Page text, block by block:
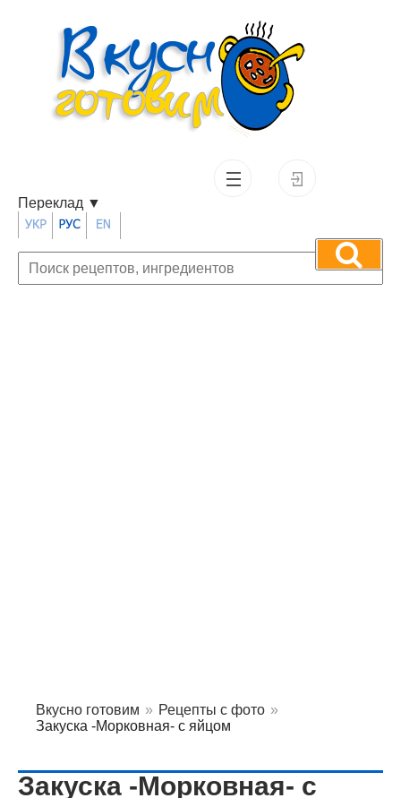
Переклад ▼
Вкусно готовим » Рецепты с фото »
Закуска -Морковная- с яйцом
Закуска -Морковная- с